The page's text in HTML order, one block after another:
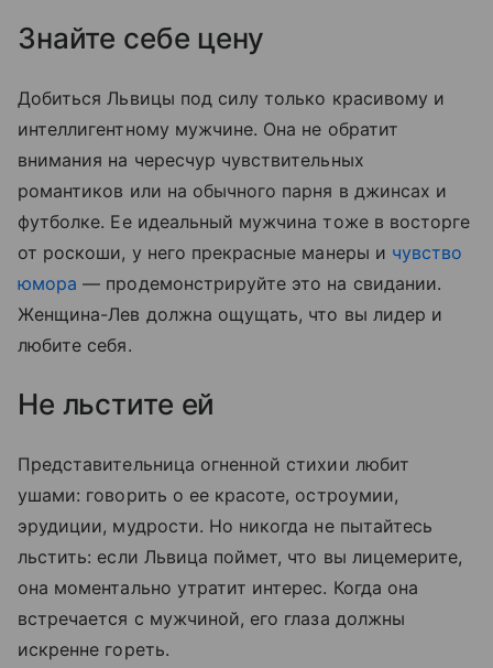
Знайте себе цену
Добиться Львицы под силу только красивому и
интеллигентному мужчине. Она не обратит
внимания на чересчур чувствительных
романтиков или на обычного парня в джинсах и
футболке. Ее идеальный мужчина тоже в восторге
от роскоши, у него прекрасные манеры и чувство
юмора — продемонстрируйте это на свидании.
Женщина-Лев должна ощущать, что вы лидер и
любите себя.
Не льстите ей
Представительница огненной стихии любит
ушами: говорить о ее красоте, остроумии,
эрудиции, мудрости. Но никогда не пытайтесь
льстить: если Львица поймет, что вы лицемерите,
она моментально утратит интерес. Когда она
встречается с мужчиной, его глаза должны
искренне гореть.